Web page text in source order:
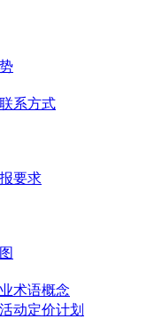
系方式
要求
术语概念
活动定价计划